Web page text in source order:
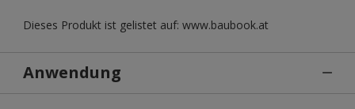
Dieses Produkt ist gelistet auf: www.baubook.at
Anwendung